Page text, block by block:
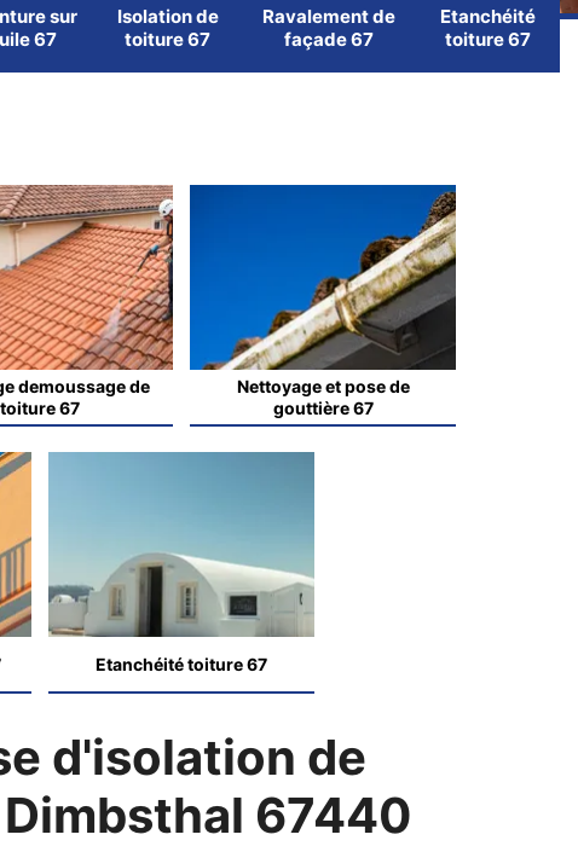
sur
67
Isolation de
toiture 67
Ravalement de
façade 67
Etanchéité
toiture 67
demoussage de
toiture 67
Nettoyage et pose de
gouttière 67
Etanchéité toiture 67
d'isolation de
67440